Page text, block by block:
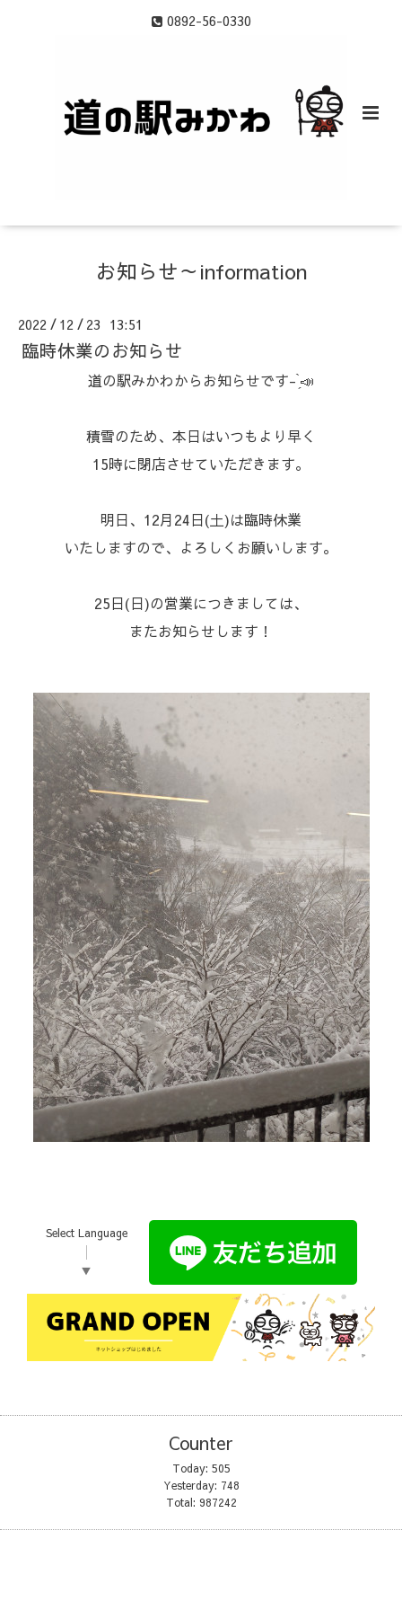
0892-56-0330
お知らせ～information
2022 / 12 / 23 13:51
臨時休業のお知らせ
道の駅みかわからお知らせです- ̗̀📣⁡
⁡積雪のため、本日はいつもより早く
15時⁡に閉店させていただきます。⁡
⁡明日、12月24日(土)は臨時休業
いたしますので、よろしくお願いします。⁡
⁡25日(日)の営業につきましては、
またお知らせします！
Select Language
▼
Counter
Today: 505
Yesterday: 748
Total: 987242